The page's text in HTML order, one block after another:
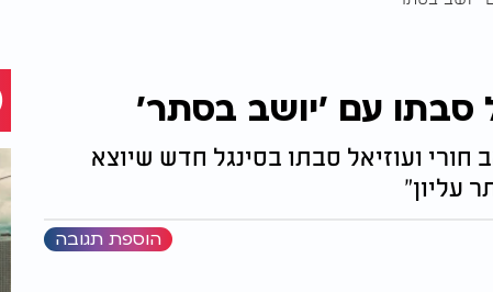
סבתו עם 'יושב בסתר'
ועוזיאל סבתו בסינגל חדש שיוצא
עליון"
הוספת תגובה